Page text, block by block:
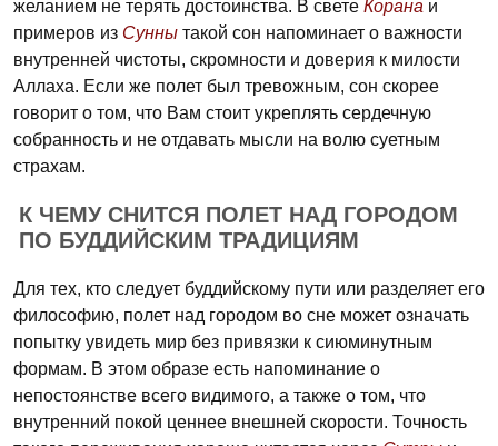
желанием не терять достоинства. В свете Корана и
примеров из Сунны такой сон напоминает о важности
внутренней чистоты, скромности и доверия к милости
Аллаха. Если же полет был тревожным, сон скорее
говорит о том, что Вам стоит укреплять сердечную
собранность и не отдавать мысли на волю суетным
страхам.
К ЧЕМУ СНИТСЯ ПОЛЕТ НАД ГОРОДОМ
ПО БУДДИЙСКИМ ТРАДИЦИЯМ
Для тех, кто следует буддийскому пути или разделяет его
философию, полет над городом во сне может означать
попытку увидеть мир без привязки к сиюминутным
формам. В этом образе есть напоминание о
непостоянстве всего видимого, а также о том, что
внутренний покой ценнее внешней скорости. Точность